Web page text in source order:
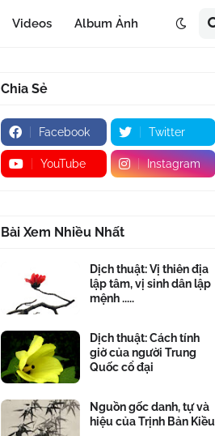
Videos Album Ảnh
Chia Sẻ
Facebook Twitter
YouTube Instagram
Bài Xem Nhiều Nhất
Dịch thuật: Vị thiên địa
lập tâm, vị sinh dân lập
mệnh .....
Dịch thuật: Cách tính
giờ của người Trung
Quốc cổ đại
Nguồn gốc danh, tự và
hiệu của Trịnh Bản Kiều